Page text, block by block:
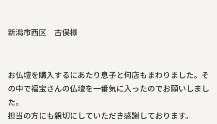
お客様の声
採用情報
新潟市西区 古俣様
お仏壇を購入するにあたり息子と何店もまわりました。そ
の中で福宝さんの仏壇を一番気に入ったのでお願いしまし
た。
担当の方にも親切にしていただき感謝しております。